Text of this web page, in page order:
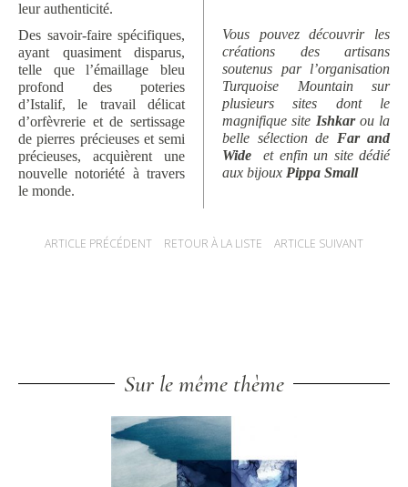
leur authenticité.
Des savoir-faire spécifiques,
ayant quasiment disparus,
telle que l’émaillage bleu
profond des poteries
d’Istalif, le travail délicat
d’orfèvrerie et de sertissage
de pierres précieuses et semi
précieuses, acquièrent une
nouvelle notoriété à travers
le monde.
Vous pouvez découvrir les
créations des artisans
soutenus par l’organisation
Turquoise Mountain sur
plusieurs sites dont le
magnifique site Ishkarou la
belle sélection de Far and
Wide et enfin un site dédié
aux bijoux Pippa Small
ARTICLE PRÉCÉDENT RETOUR À LA LISTE ARTICLE SUIVANT
Sur le même thème